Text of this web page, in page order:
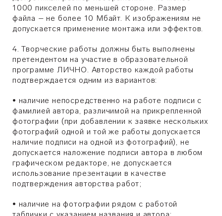
1000 пикселей по меньшей стороне. Размер
файла – не более 10 Мбайт. К изображениям не
допускается применение монтажа или эффектов.
4. Творческие работы должны быть выполнены
претендентом на участие в образовательной
программе ЛИЧНО. Авторство каждой работы
подтверждается одним из вариантов:
• наличие непосредственно на работе подписи с
фамилией автора, различимой на прикрепленной
фотографии (при добавлении к заявке нескольких
фотографий одной и той же работы допускается
наличие подписи на одной из фотографий), не
допускается наложение подписи автора в любом
графическом редакторе, не допускается
использование презентации в качестве
подтверждения авторства работ;
• наличие на фотографии рядом с работой